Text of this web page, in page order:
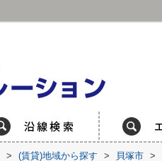
> (賃貸)地域から探す > 貝塚市 >